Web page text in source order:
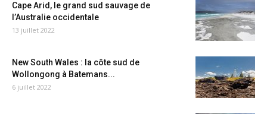
Cape Arid, le grand sud sauvage de
l’Australie occidentale
13 juillet 2022
New South Wales : la côte sud de
Wollongong à Batemans...
6 juillet 2022